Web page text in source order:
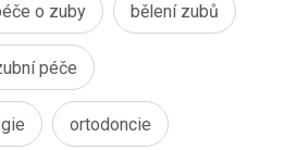
o zuby bělení zubů
péče
ortodoncie